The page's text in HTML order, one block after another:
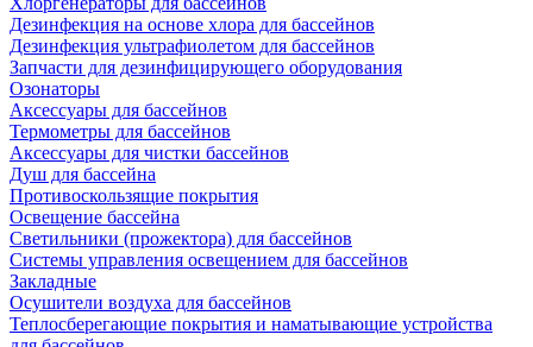
Дезинфекция на основе хлора для бассейнов
Дезинфекция ультрафиолетом для бассейнов
Запчасти для дезинфицирующего оборудования
Озонаторы
Аксессуары для бассейнов
Термометры для бассейнов
Аксессуары для чистки бассейнов
Душ для бассейна
Противоскользящие покрытия
Освещение бассейна
Светильники (прожектора) для бассейнов
Системы управления освещением для бассейнов
Закладные
Осушители воздуха для бассейнов
Теплосберегающие покрытия и наматывающие устройства